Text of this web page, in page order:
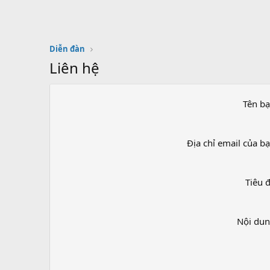
Diễn đàn
Liên hệ
Tên
Địa chỉ email của
Tiêu
Nội